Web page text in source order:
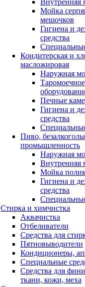
Внутренняя
Мойка
мешочков
Гигиена и
средства
Кондитерская и
масложировая
Наружная
Печные
Гигиена и
средства
Пиво,
промышленность
Наружная
Внутренняя
Мойка
Гигиена и
средства
Стирка и химчистка
Аквачистка
Отбеливатели
Средства для
Пятновыводители
Кондиционеры,
Специальные
Средства для
ткани, кожи, меха